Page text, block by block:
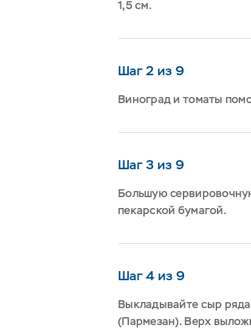
1,5 см.
Шаг 2 из 9
Виноград и томаты
Шаг 3 из 9
Большую
пекарской бумагой.
Шаг 4 из 9
Выкладывайте сыр
(Пармезан). Верх